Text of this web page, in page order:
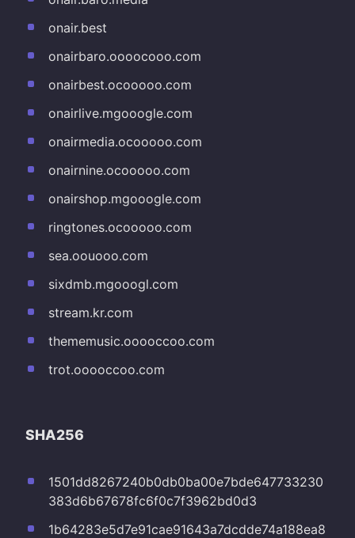
onair.best
onairbaro.oooocooo.com
onairbest.ocooooo.com
onairlive.mgooogle.com
onairmedia.ocooooo.com
onairnine.ocooooo.com
onairshop.mgooogle.com
ringtones.ocooooo.com
sea.oouooo.com
sixdmb.mgooogl.com
stream.kr.com
thememusic.ooooccoo.com
trot.ooooccoo.com
SHA256
1501dd8267240b0db0ba00e7bde647733230
383d6b67678fc6f0c7f3962bd0d3
1b64283e5d7e91cae91643a7dcdde74a188ea8